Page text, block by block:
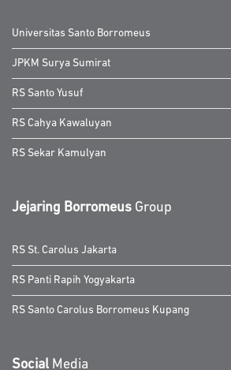
Universitas Santo Borromeus
JPKM Surya Sumirat
RS Santo Yusuf
RS Cahya Kawaluyan
RS Sekar Kamulyan
Jejaring Borromeus Group
RS St. Carolus Jakarta
RS Panti Rapih Yogyakarta
RS Santo Carolus Borromeus Kupang
Social Media